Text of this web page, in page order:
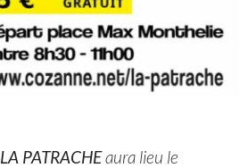
LA PATRACHEaura lieu le